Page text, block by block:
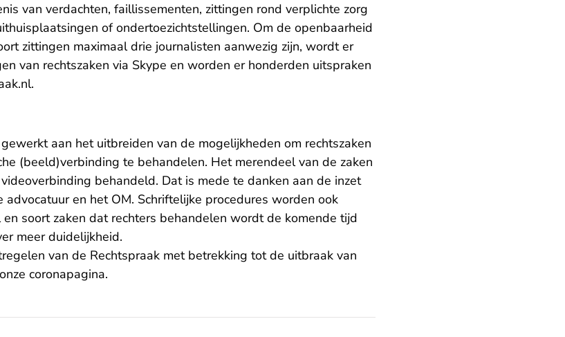
van verdachten, faillissementen, zittingen rond verplichte zorg
of ondertoezichtstellingen. Om de openbaarheid
zittingen maximaal drie journalisten aanwezig zijn, wordt er
van rechtszaken via Skype en worden er honderden uitspraken
- U verlaat Rechtspraak.nl
.
aan het uitbreiden van de mogelijkheden om rechtszaken
(beeld)verbinding te behandelen. Het merendeel van de zaken
behandeld. Dat is mede te danken aan de inzet
en het OM. Schriftelijke procedures worden ook
soort zaken dat rechters behandelen wordt de komende tijd
meer duidelijkheid.
van de Rechtspraak met betrekking tot de uitbraak van
coronapagina.